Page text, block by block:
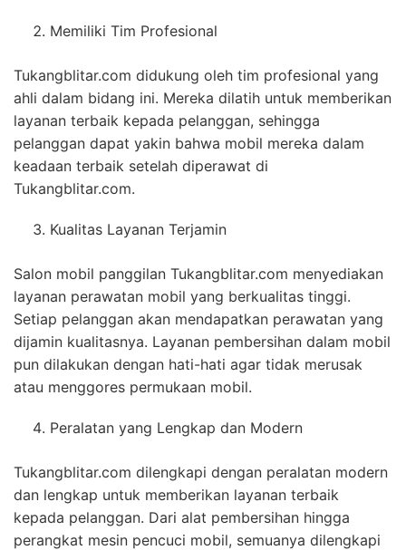
Memiliki Tim Profesional
Tukangblitar.com didukung oleh tim profesional yang
ahli dalam bidang ini. Mereka dilatih untuk memberikan
layanan terbaik kepada pelanggan, sehingga
pelanggan dapat yakin bahwa mobil mereka dalam
keadaan terbaik setelah diperawat di
Tukangblitar.com.
Kualitas Layanan Terjamin
Salon mobil panggilan Tukangblitar.com menyediakan
layanan perawatan mobil yang berkualitas tinggi.
Setiap pelanggan akan mendapatkan perawatan yang
dijamin kualitasnya. Layanan pembersihan dalam mobil
pun dilakukan dengan hati-hati agar tidak merusak
atau menggores permukaan mobil.
Peralatan yang Lengkap dan Modern
Tukangblitar.com dilengkapi dengan peralatan modern
dan lengkap untuk memberikan layanan terbaik
kepada pelanggan. Dari alat pembersihan hingga
perangkat mesin pencuci mobil, semuanya dilengkapi